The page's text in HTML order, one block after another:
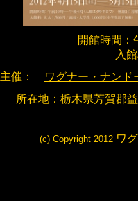
開館時間：
入
主催：
ワグナー・ナン
所在地：栃木県芳賀郡
(c) Copyright 2012 ワ